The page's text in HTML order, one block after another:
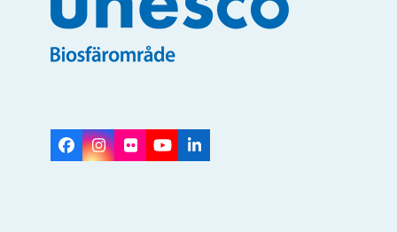
Facebook
Instagram
FlickrYouTubeLinkedIn